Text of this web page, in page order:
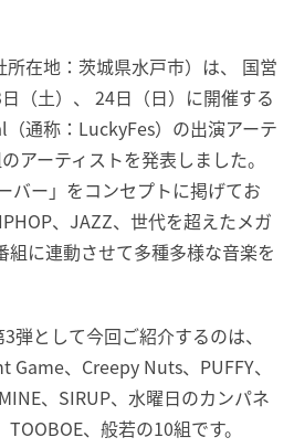
在地：茨城県水戸市）は、 国営
（土）、 24日（日）に開催する
通称：LuckyFes）の出演アーテ
アーティストを発表しました。
バー」をコンセプトに掲げてお
、JAZZ、世代を超えたメガ
組に連動させて多種多様な音楽を
弾として今回ご紹介するのは、
、Creepy Nuts、PUFFY、
、SIRUP、水曜日のカンパネ
、般若の10組です。